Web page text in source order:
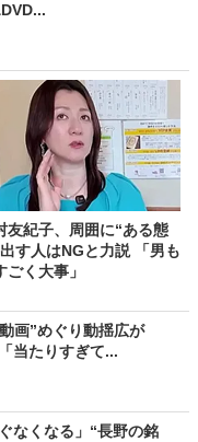
友紀子、周囲に“ある態
す人はNGと力説 「男も
ごく大事」
画”めぐり動揺広が
当たりすぎて...
なくなる」“長野の銘